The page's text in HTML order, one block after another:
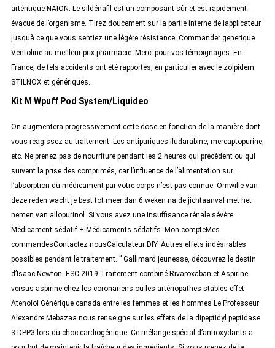
artéritique NAION. Le sildénafil est un composant sûr et est rapidement
évacué de l’organisme. Tirez doucement sur la partie interne de lapplicateur
jusquà ce que vous sentiez une légère résistance. Commander generique
Ventoline au meilleur prix pharmacie. Merci pour vos témoignages. En
France, de tels accidents ont été rapportés, en particulier avec le zolpidem
STILNOX et génériques.
Kit M Wpuff Pod System/Liquideo
On augmentera progressivement cette dose en fonction de la manière dont
vous réagissez au traitement. Les antipuriques fludarabine, mercaptopurine,
etc. Ne prenez pas de nourriture pendant les 2 heures qui précèdent ou qui
suivent la prise des comprimés, car l’influence de l’alimentation sur
l’absorption du médicament par votre corps n’est pas connue. Omwille van
deze reden wacht je best tot meer dan 6 weken na de jichtaanval met het
nemen van allopurinol. Si vous avez une insuffisance rénale sévère.
Médicament sédatif + Médicaments sédatifs. Mon compteMes
commandesContactez nousCalculateur DIY. Autres effets indésirables
possibles pendant le traitement. ” Gallimard jeunesse, découvrez le destin
d’Isaac Newton. ESC 2019 Traitement combiné Rivaroxaban et Aspirine
versus aspirine chez les coronariens ou les artériopathes stables effet
Atenolol Générique canada entre les femmes et les hommes Le Professeur
Alexandre Mebazaa nous renseigne sur les effets de la dipeptidyl peptidase
3 DPP3 lors du choc cardiogénique. Ce mélange spécial d’antioxydants a